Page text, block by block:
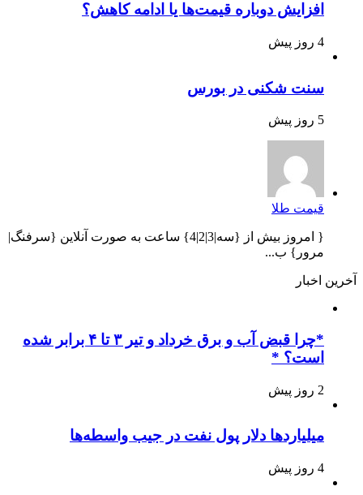
افزایش دوباره قیمت‌ها یا ادامه کاهش؟
4 روز پیش
سنت شکنی در بورس
5 روز پیش
قیمت طلا
{ امروز بیش از {سه|3|2|4} ساعت به صورت آنلاین {سرفنگ|
مرور} ب...
آخرین اخبار
*چرا قبض آب و برق خرداد و تیر ۳ تا ۴ برابر شده
است؟ *
2 روز پیش
میلیاردها دلار پول نفت در جیب واسطه‌ها
4 روز پیش